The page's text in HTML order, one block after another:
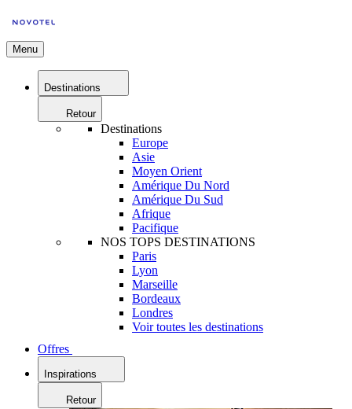
Menu
Destinations
Retour
Destinations
Europe
Asie
Moyen Orient
Amérique Du Nord
Amérique Du Sud
Afrique
Pacifique
NOS TOPS DESTINATIONS
Paris
Lyon
Marseille
Bordeaux
Londres
Voir toutes les destinations
Offres
Inspirations
Retour